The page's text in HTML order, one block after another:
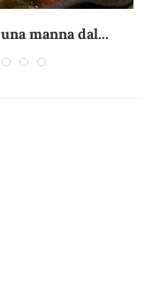
manna dal...